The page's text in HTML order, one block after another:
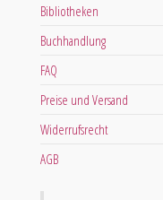
Bibliotheken
Buchhandlung
FAQ
Preise und Versand
Widerrufsrecht
AGB